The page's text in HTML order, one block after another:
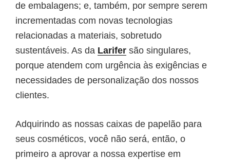
de embalagens; e, também, por sempre serem
incrementadas com novas tecnologias
relacionadas a materiais, sobretudo
sustentáveis. As da Larifer são singulares,
porque atendem com urgência às exigências e
necessidades de personalização dos nossos
clientes.
Adquirindo as nossas caixas de papelão para
seus cosméticos, você não será, então, o
primeiro a aprovar a nossa expertise em